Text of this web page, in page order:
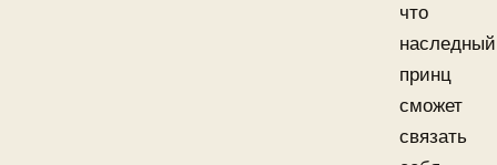
что
наследный
принц
сможет
связать